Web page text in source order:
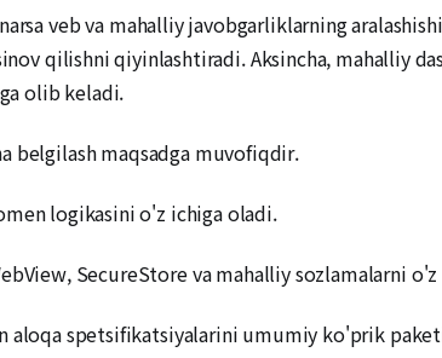
veb va mahalliy javobgarliklarning
qilishni qiyinlashtiradi. Aksincha, mahalliy
olib keladi.
belgilash maqsadga muvofiqdir.
logikasini o'z ichiga oladi.
SecureStore va mahalliy sozlamalarni
aloqa spetsifikatsiyalarini umumiy ko'prik